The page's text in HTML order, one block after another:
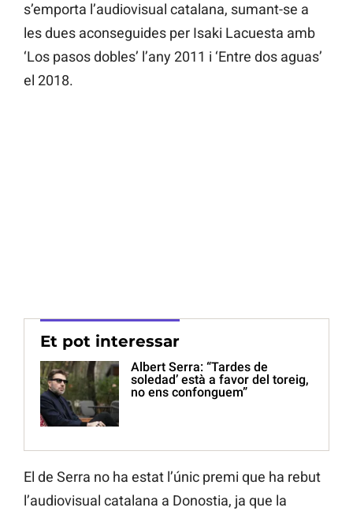
s’emporta l’audiovisual catalana, sumant-se a
les dues aconseguides per Isaki Lacuesta amb
‘Los pasos dobles’ l’any 2011 i ‘Entre dos aguas’
el 2018.
Et pot interessar
Albert Serra: “Tardes de
soledad’ està a favor del toreig,
no ens confonguem”
El de Serra no ha estat l’únic premi que ha rebut
l’audiovisual catalana a Donostia, ja que la